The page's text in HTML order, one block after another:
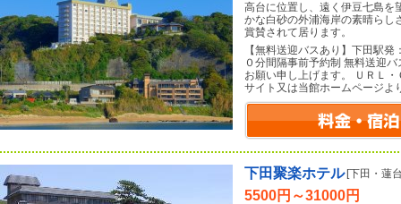
高台に位置し、遠く伊豆七島を
かな白砂の外浦海岸の素晴らし
賞賛されて居ります。
【無料送迎バスあり】下田駅
０分間隔事前予約制 無料送迎
お願い申し上げます。 ＵＲＬ
サイト又は当館ホームページよ
下田聚楽ホテル [下田・蓮
5500円～31000円